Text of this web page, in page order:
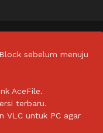
sebelum menuju
AceFile.
terbaru.
VLC untuk PC agar